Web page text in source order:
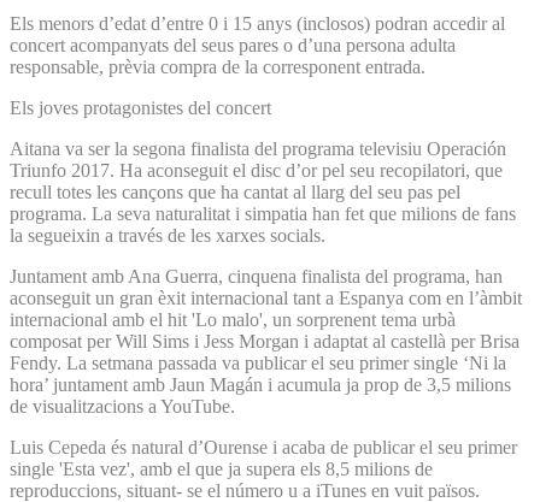
Els menors d’edat d’entre 0 i 15 anys (inclosos) podran accedir al
concert acompanyats del seus pares o d’una persona adulta
responsable, prèvia compra de la corresponent entrada.
Els joves protagonistes del concert
Aitana va ser la segona finalista del programa televisiu Operación
Triunfo 2017. Ha aconseguit el disc d’or pel seu recopilatori, que
recull totes les cançons que ha cantat al llarg del seu pas pel
programa. La seva naturalitat i simpatia han fet que milions de fans
la segueixin a través de les xarxes socials.
Juntament amb Ana Guerra, cinquena finalista del programa, han
aconseguit un gran èxit internacional tant a Espanya com en l’àmbit
internacional amb el hit 'Lo malo', un sorprenent tema urbà
composat per Will Sims i Jess Morgan i adaptat al castellà per Brisa
Fendy. La setmana passada va publicar el seu primer single ‘Ni la
hora’ juntament amb Jaun Magán i acumula ja prop de 3,5 milions
de visualitzacions a YouTube.
Luis Cepeda és natural d’Ourense i acaba de publicar el seu primer
single 'Esta vez', amb el que ja supera els 8,5 milions de
reproduccions, situant- se el número u a iTunes en vuit països.